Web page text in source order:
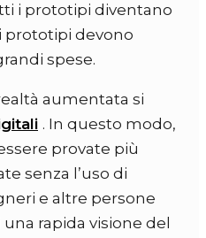
i prototipi diventano
prototipi devono
spese.
aumentata si
. In questo modo,
provate più
senza l’uso di
e altre persone
rapida visione del